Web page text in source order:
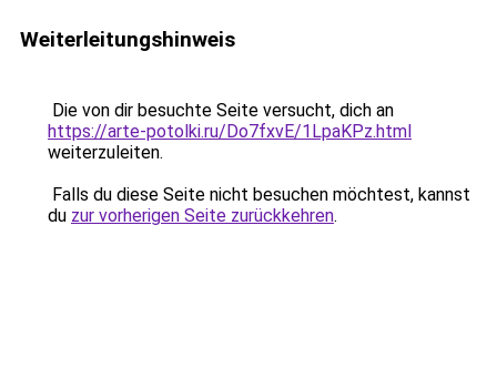
Weiterleitungshinweis
Die von dir besuchte Seite versucht, dich an
https://arte-potolki.ru/Do7fxvE/1LpaKPz.html
weiterzuleiten.
Falls du diese Seite nicht besuchen möchtest, kannst
du zur vorherigen Seite zurückkehren.